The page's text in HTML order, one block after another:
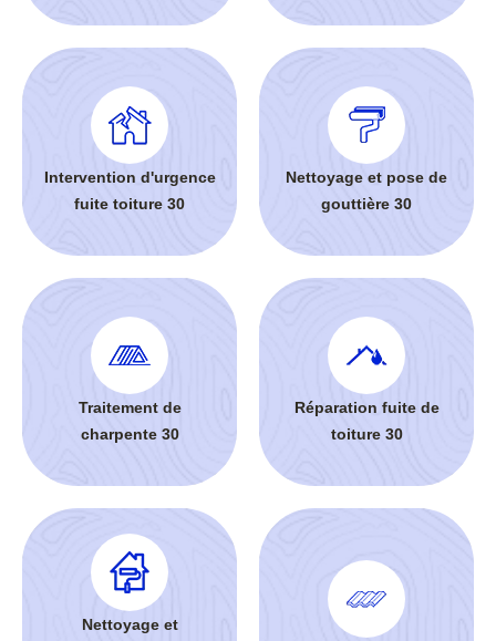
Intervention d'urgence
fuite toiture 30
Nettoyage et pose de
gouttière 30
Traitement de
charpente 30
Réparation fuite de
toiture 30
Nettoyage et